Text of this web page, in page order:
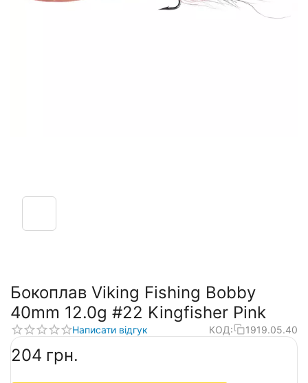
Бокоплав Viking Fishing Bobby
40mm 12.0g #22 Kingfisher Pink
Написати відгук КОД: 1919.05.40
‍204‍ грн.